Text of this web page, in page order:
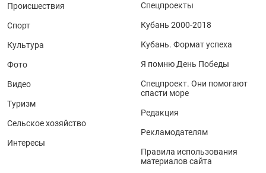
Происшествия
Спорт
Культура
Фото
Видео
Туризм
Сельское хозяйство
Интересы
Спецпроекты
Кубань 2000-2018
Кубань. Формат успеха
Я помню День Победы
Спецпроект. Они помогают
спасти море
Редакция
Рекламодателям
Правила использования
материалов сайта